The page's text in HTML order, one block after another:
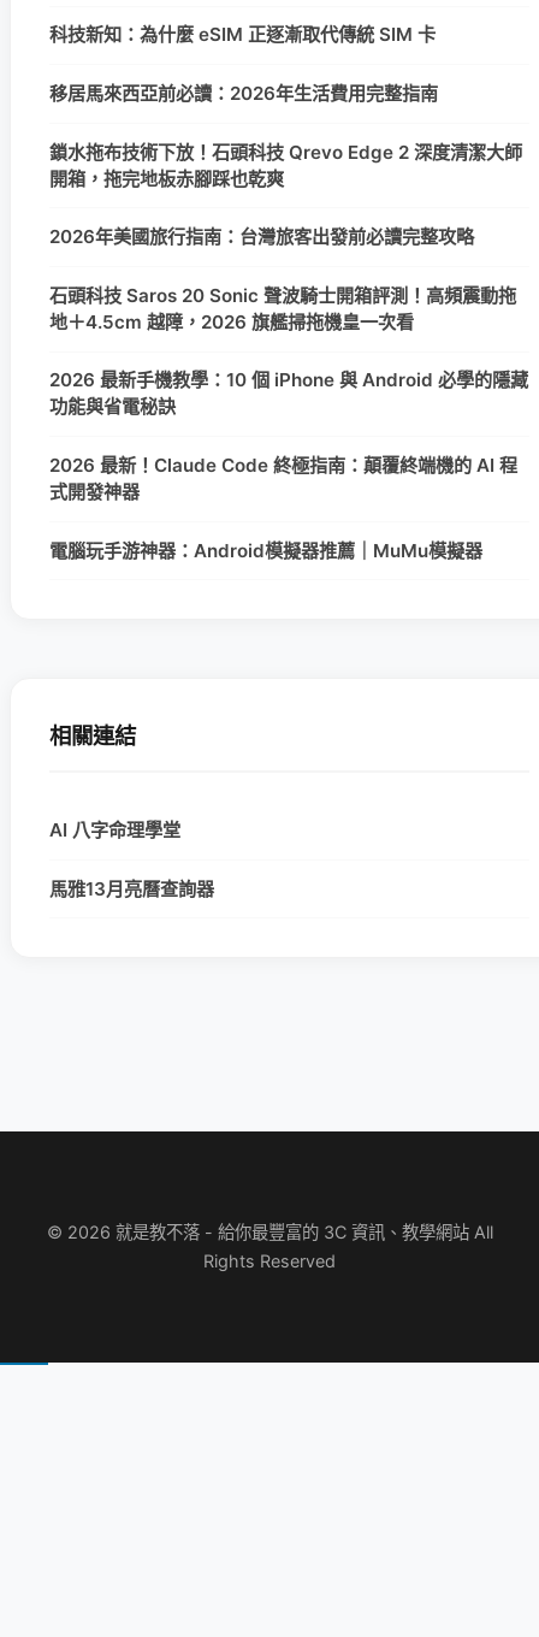
科技新知：為什麼 eSIM 正逐漸取代傳統 SIM 卡
移居馬來西亞前必讀：2026年生活費用完整指南
鎖水拖布技術下放！石頭科技 Qrevo Edge 2 深度清潔大師
開箱，拖完地板赤腳踩也乾爽
2026年美國旅行指南：台灣旅客出發前必讀完整攻略
石頭科技 Saros 20 Sonic 聲波騎士開箱評測！高頻震動拖
地＋4.5cm 越障，2026 旗艦掃拖機皇一次看
2026 最新手機教學：10 個 iPhone 與 Android 必學的隱藏
功能與省電秘訣
2026 最新！Claude Code 終極指南：顛覆終端機的 AI 程
式開發神器
電腦玩手游神器：Android模擬器推薦｜MuMu模擬器
相關連結
AI 八字命理學堂
馬雅13月亮曆查詢器
© 2026 就是教不落 - 給你最豐富的 3C 資訊、教學網站 All
Rights Reserved